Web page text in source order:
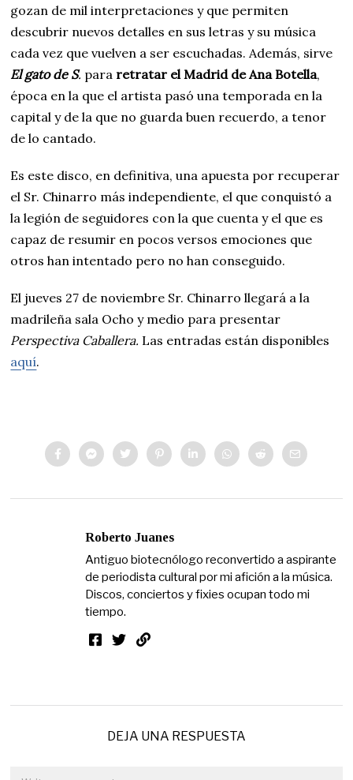
gozan de mil interpretaciones y que permiten
descubrir nuevos detalles en sus letras y su música
cada vez que vuelven a ser escuchadas. Además, sirve
El gato de S. para retratar el Madrid de Ana Botella,
época en la que el artista pasó una temporada en la
capital y de la que no guarda buen recuerdo, a tenor
de lo cantado.
Es este disco, en definitiva, una apuesta por recuperar
el Sr. Chinarro más independiente, el que conquistó a
la legión de seguidores con la que cuenta y el que es
capaz de resumir en pocos versos emociones que
otros han intentado pero no han conseguido.
El jueves 27 de noviembre Sr. Chinarro llegará a la
madrileña sala Ocho y medio para presentar
Perspectiva Caballera. Las entradas están disponibles
aquí.
Roberto Juanes
Antiguo biotecnólogo reconvertido a aspirante
de periodista cultural por mi afición a la música.
Discos, conciertos y fixies ocupan todo mi
tiempo.
DEJA UNA RESPUESTA